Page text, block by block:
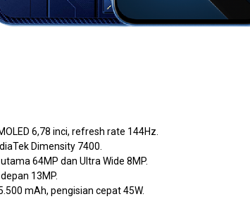
6,78 inci, refresh rate 144Hz.
Dimensity 7400.
64MP dan Ultra Wide 8MP.
13MP.
mAh, pengisian cepat 45W.